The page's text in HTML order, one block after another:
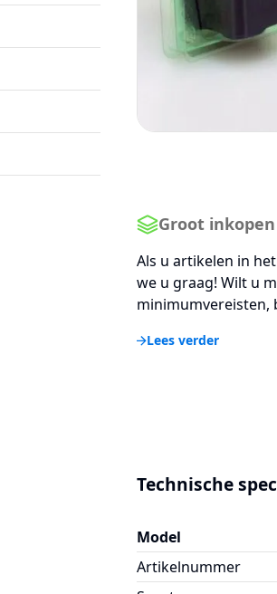
Groot inkopen
Als u artikelen in
we u graag! Wilt u
minimumvereisten,
Lees verder
Technische
Model
Artikelnummer